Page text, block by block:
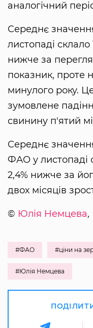
аналогічний
Середнє
листопаді склало
нижче за
показник, проте
минулого року.
зумовлене
свинину п'ятий
Середнє
ФАО у листопаді
2,4% нижче за
двох місяців
© Юлія Немцева,
#ФАО #ціни на
#Юлія Немцева